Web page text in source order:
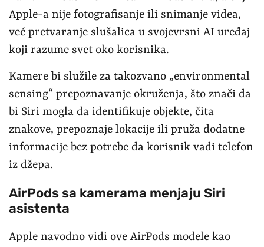
Apple-a nije fotografisanje ili snimanje videa,
već pretvaranje slušalica u svojevrsni AI uređaj
koji razume svet oko korisnika.
Kamere bi služile za takozvano „environmental
sensing“ prepoznavanje okruženja, što znači da
bi Siri mogla da identifikuje objekte, čita
znakove, prepoznaje lokacije ili pruža dodatne
informacije bez potrebe da korisnik vadi telefon
iz džepa.
AirPods sa kamerama menjaju Siri
asistenta
Apple navodno vidi ove AirPods modele kao